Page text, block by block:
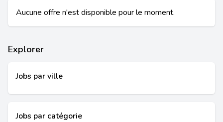
Aucune offre n'est disponible pour le moment.
Explorer
Jobs par ville
Jobs par catégorie